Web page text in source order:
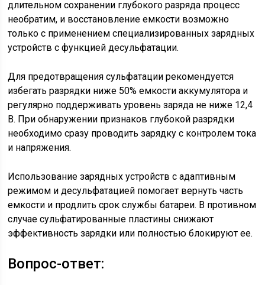
длительном сохранении глубокого разряда процесс
необратим, и восстановление емкости возможно
только с применением специализированных зарядных
устройств с функцией десульфатации.
Для предотвращения сульфатации рекомендуется
избегать разрядки ниже 50% емкости аккумулятора и
регулярно поддерживать уровень заряда не ниже 12,4
В. При обнаружении признаков глубокой разрядки
необходимо сразу проводить зарядку с контролем тока
и напряжения.
Использование зарядных устройств с адаптивным
режимом и десульфатацией помогает вернуть часть
емкости и продлить срок службы батареи. В противном
случае сульфатированные пластины снижают
эффективность зарядки или полностью блокируют ее.
Вопрос-ответ: